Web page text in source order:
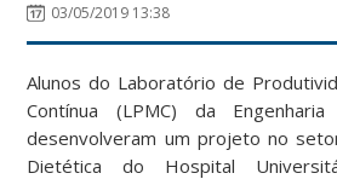
03/05/2019 13:38
Alunos do Laboratório de
Contínua (LPMC) da
desenvolveram um projeto no
Dietética do Hospital